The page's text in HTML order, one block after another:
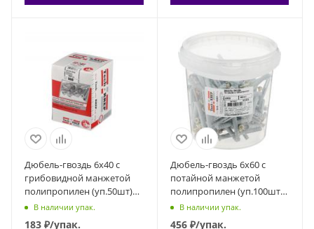
Дюбель-гвоздь 6х40 с
грибовидной манжетой
полипропилен (уп.50шт)
коробка Tech-Krep 112709
В наличии упак.
183 ₽/упак.
Дюбель-гвоздь 6х60 с
потайной манжетой
полипропилен (уп.100шт)
ведро Tech-Krep 101468
В наличии упак.
456₽/упак.